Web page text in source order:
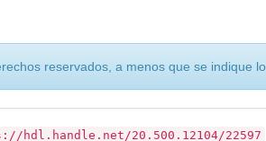
reservados, a menos que se indique
hdl.handle.net/20.500.12104/22597